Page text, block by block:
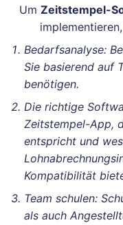
Um Zeitstempel-
Bedarfsanalyse:
Sie basierend auf
benötigen.
Die richtige
Zeitstempel-App,
entspricht und
Kompatibilität
Team schulen:
als auch